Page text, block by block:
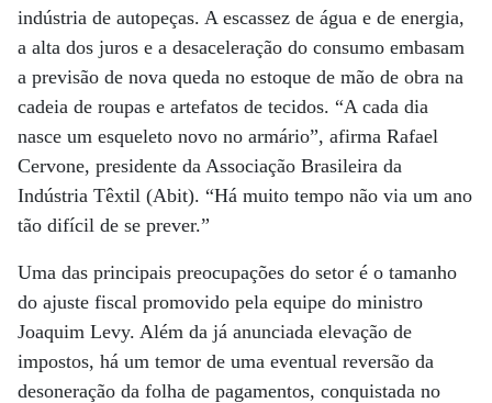
indústria de autopeças. A escassez de água e de energia,
a alta dos juros e a desaceleração do consumo embasam
a previsão de nova queda no estoque de mão de obra na
cadeia de roupas e artefatos de tecidos. “A cada dia
nasce um esqueleto novo no armário”, afirma Rafael
Cervone, presidente da Associação Brasileira da
Indústria Têxtil (Abit). “Há muito tempo não via um ano
tão difícil de se prever.”
Uma das principais preocupações do setor é o tamanho
do ajuste fiscal promovido pela equipe do ministro
Joaquim Levy. Além da já anunciada elevação de
impostos, há um temor de uma eventual reversão da
desoneração da folha de pagamentos, conquistada no